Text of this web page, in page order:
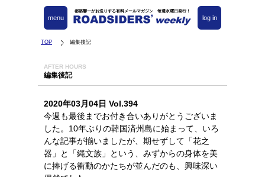
都築響一がお送りする有料メールマガジン 毎週水曜日発行！
log in
menu
TOP 編集後記
AFTER HOURS
編集後記
2020年03月04日 Vol.394
今週も最後までお付き合いありがとうございま
した。10年ぶりの韓国済州島に始まって、いろ
んな記事が揃いましたが、期せずして「花之
器」と「縄文族」という、みずからの身体を美
に捧げる衝動のかたちが並んだのも、興味深い